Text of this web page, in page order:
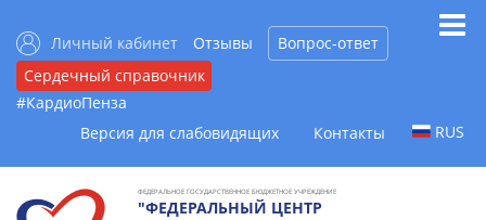
Личный кабинет Отзывы
Вопрос-ответ
Сердечный справочник
#КардиоПенза
Версия для слабовидящих
Контакты RUS
ФЕДЕРАЛЬНОЕ ГОСУДАРСТВЕННОЕ БЮДЖЕТНОЕ УЧРЕЖДЕНИЕ
"ФЕДЕРАЛЬНЫЙ ЦЕНТР